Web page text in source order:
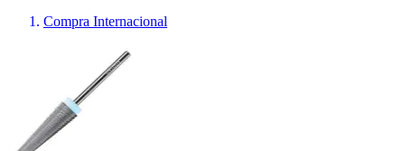
Compra Internacional